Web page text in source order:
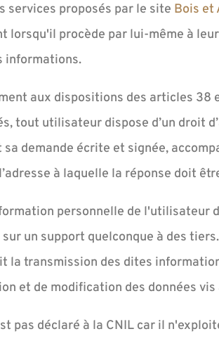
services proposés par le site Bois et
lorsqu'il procède par lui-même à
informations.
aux dispositions des articles 38
tout utilisateur dispose d’un droit
demande écrite et signée,
à laquelle la réponse doit
personnelle de l'utilisateur
un support quelconque à des
la transmission des dites
et de modification des données
pas déclaré à la CNIL car il